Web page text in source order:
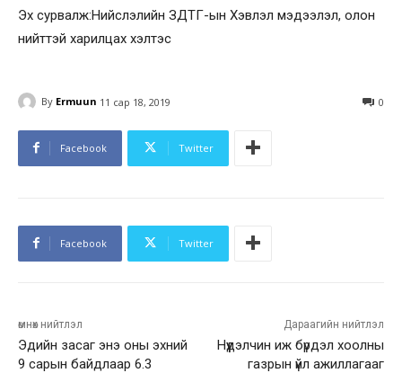
Эх сурвалж:Нийслэлийн ЗДТГ-ын Хэвлэл мэдээлэл, олон
нийттэй харилцах хэлтэс
By Ermuun 11 сар 18, 2019 0
Facebook Twitter
Facebook Twitter
өмнөх нийтлэл
Эдийн засаг энэ оны эхний
9 сарын байдлаар 6.3
Дараагийн нийтлэл
Нүүдэлчин иж бүрдэл хоолны
газрын үйл ажиллагааг